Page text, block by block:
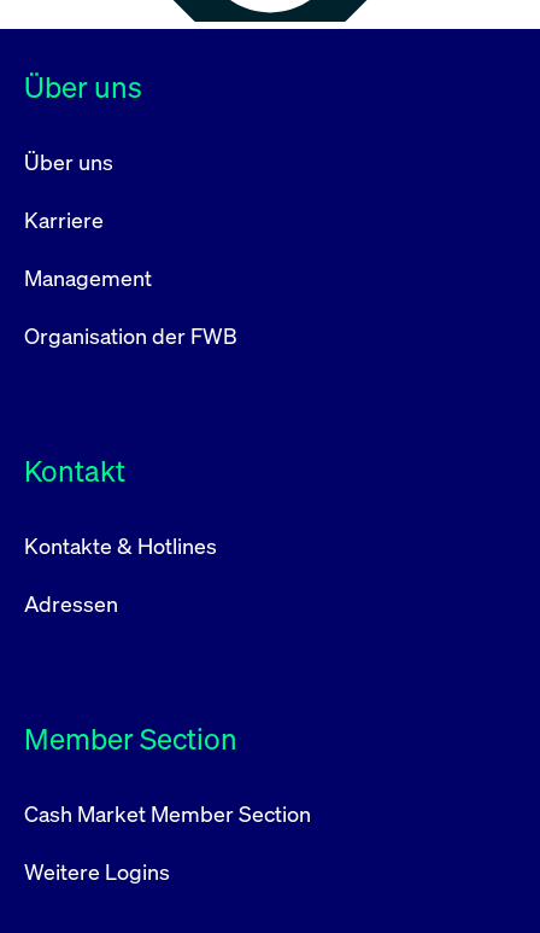
Über uns
Über uns
Karriere
Management
Organisation der FWB
Kontakt
Kontakte & Hotlines
Adressen
Member Section
Cash Market Member Section
Weitere Logins